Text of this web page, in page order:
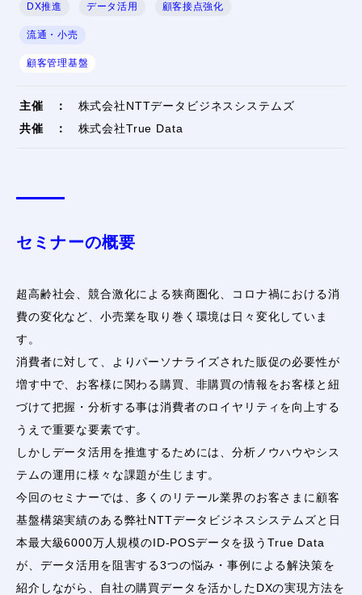
DX推進 データ活用 顧客接点強化
流通・小売
顧客管理基盤
主催 ：
株式会社NTTデータビジネスシステムズ
共催
： 株式会社True Data
セミナーの概要
超高齢社会、競合激化による狭商圏化、コロナ禍における消
費の変化など、小売業を取り巻く環境は日々変化していま
す。
消費者に対して、よりパーソナライズされた販促の必要性が
増す中で、お客様に関わる購買、非購買の情報をお客様と紐
づけて把握・分析する事は消費者のロイヤリティを向上する
うえで重要な要素です。
しかしデータ活用を推進するためには、分析ノウハウやシス
テムの運用に様々な課題が生じます。
今回のセミナーでは、多くのリテール業界のお客さまに顧客
基盤構築実績のある弊社NTTデータビジネスシステムズと日
本最大級6000万人規模のID-POSデータを扱うTrue Data
が、データ活用を阻害する3つの悩み・事例による解決策を
紹介しながら、自社の購買データを活かしたDXの実現方法を